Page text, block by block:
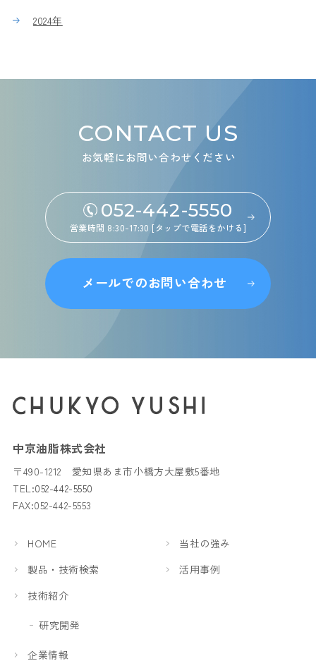
2024年
CONTACT US
お気軽にお問い合わせください
052-442-5550
営業時間 8:30-17:30 [タップで電話をかける]
メールでのお問い合わせ
中京油脂株式会社
〒490-1212 愛知県あま市小橋方大屋敷5番地
TEL:052-442-5550
FAX:052-442-5553
HOME
当社の強み
製品・技術検索
活用事例
技術紹介
研究開発
企業情報